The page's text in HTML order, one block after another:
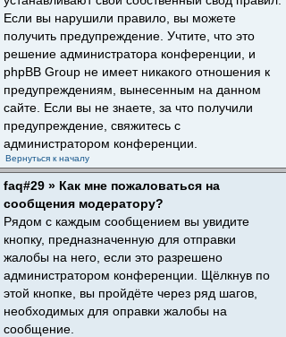
Если вы нарушили правило, вы можете
получить предупреждение. Учтите, что это
решение администратора конференции, и
phpBB Group не имеет никакого отношения к
предупреждениям, вынесенным на данном
сайте. Если вы не знаете, за что получили
предупреждение, свяжитесь с
администратором конференции.
Вернуться к началу
faq#29 » Как мне пожаловаться на
сообщения модератору?
Рядом с каждым сообщением вы увидите
кнопку, предназначенную для отправки
жалобы на него, если это разрешено
администратором конференции. Щёлкнув по
этой кнопке, вы пройдёте через ряд шагов,
необходимых для оправки жалобы на
сообщение.